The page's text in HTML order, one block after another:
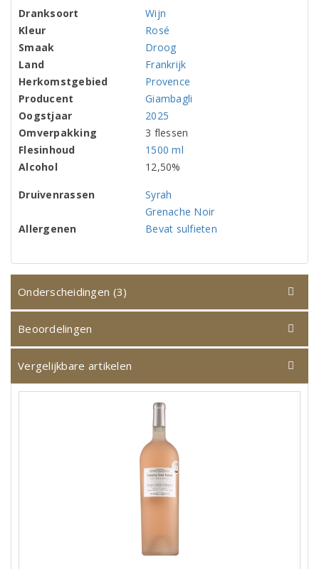
Dranksoort
Wijn
Kleur
Rosé
Smaak
Droog
Land
Frankrijk
Herkomstgebied
Provence
Producent
Giambagli
Oogstjaar
2025
Omverpakking
3 flessen
Flesinhoud
1500 ml
Alcohol
12,50%
Druivenrassen
Syrah
Grenache Noir
Allergenen
Bevat sulfieten
Onderscheidingen (3)
Beoordelingen
Vergelijkbare artikelen